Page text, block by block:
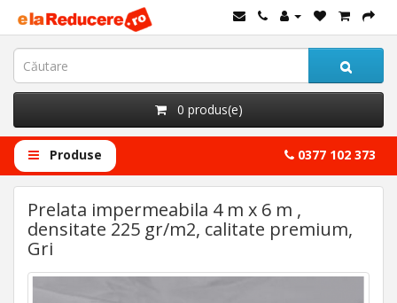
0 produs(e)
Produse 0377 102 373
Prelata impermeabila 4 m x 6 m ,
densitate 225 gr/m2, calitate premium,
Gri